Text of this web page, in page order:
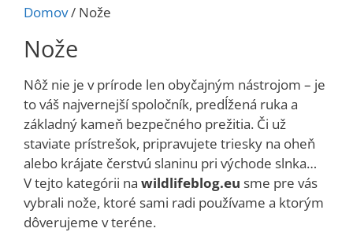
Domov/ Nože
Nože
Nôž nie je v prírode len obyčajným nástrojom – je
to váš najvernejší spoločník, predĺžená ruka a
základný kameň bezpečného prežitia. Či už
staviate prístrešok, pripravujete triesky na oheň
alebo krájate čerstvú slaninu pri východe slnka…
V tejto kategórii na wildlifeblog.eu sme pre vás
vybrali nože, ktoré sami radi používame a ktorým
dôverujeme v teréne.